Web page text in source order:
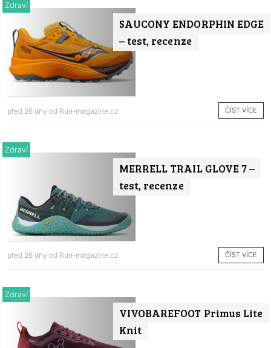
SAUCONY ENDORPHIN EDGE
– test, recenze
Zdraví
před 26 dny od Run-magazine.cz ČÍST VÍCE
MERRELL TRAIL GLOVE 7 –
test, recenze
Zdraví
před 26 dny od Run-magazine.cz ČÍST VÍCE
VIVOBAREFOOT Primus Lite
Knit
Zdraví